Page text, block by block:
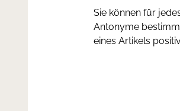
Sie können für
Antonyme
eines Artikels